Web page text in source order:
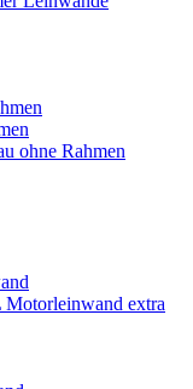
ohne Rahmen
extra